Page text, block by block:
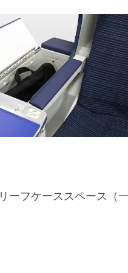
ーフケーススペース（